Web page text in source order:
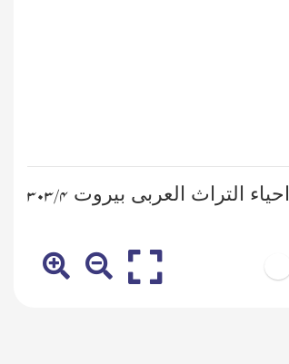
التراث العربی بیروت ۴/ ۳۰۳